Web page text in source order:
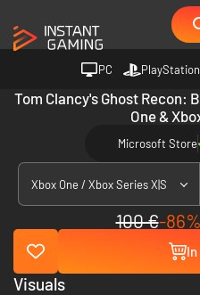
PC PlayStation
Tom Clancy's Ghost Recon:
One &
Microsoft Store
Xbox One / Xbox Series X|S
100 €-86%
In
Visuals